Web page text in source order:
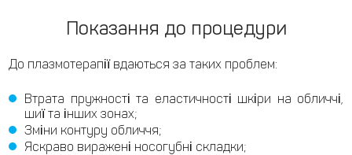
Показання до процедури
До плазмотерапії вдаються за таких проблем:
Втрата пружності та еластичності шкіри на обличчі,
шиї та інших зонах;
Зміни контуру обличчя;
Яскраво виражені носогубні складки;